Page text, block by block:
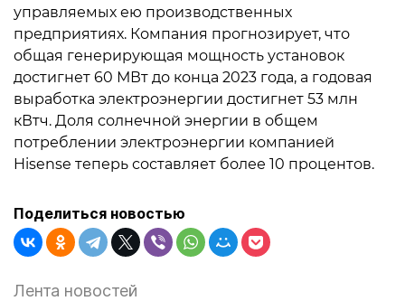
управляемых ею производственных
предприятиях. Компания прогнозирует, что
общая генерирующая мощность установок
достигнет 60 МВт до конца 2023 года, а годовая
выработка электроэнергии достигнет 53 млн
кВтч. Доля солнечной энергии в общем
потреблении электроэнергии компанией
Hisense теперь составляет более 10 процентов.
Поделиться новостью
Лента новостей